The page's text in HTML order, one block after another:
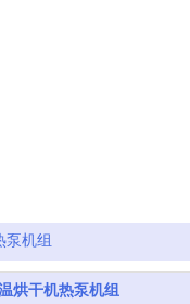
泵机组
烘干机热泵机组